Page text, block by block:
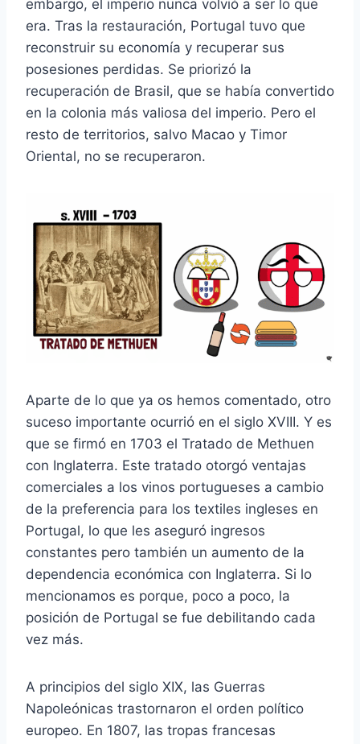
embargo, el imperio nunca volvió a ser lo que
era. Tras la restauración, Portugal tuvo que
reconstruir su economía y recuperar sus
posesiones perdidas. Se priorizó la
recuperación de Brasil, que se había convertido
en la colonia más valiosa del imperio. Pero el
resto de territorios, salvo Macao y Timor
Oriental, no se recuperaron.
Aparte de lo que ya os hemos comentado, otro
suceso importante ocurrió en el siglo XVIII. Y es
que se firmó en 1703 el Tratado de Methuen
con Inglaterra. Este tratado otorgó ventajas
comerciales a los vinos portugueses a cambio
de la preferencia para los textiles ingleses en
Portugal, lo que les aseguró ingresos
constantes pero también un aumento de la
dependencia económica con Inglaterra. Si lo
mencionamos es porque, poco a poco, la
posición de Portugal se fue debilitando cada
vez más.
A principios del siglo XIX, las Guerras
Napoleónicas trastornaron el orden político
europeo. En 1807, las tropas francesas